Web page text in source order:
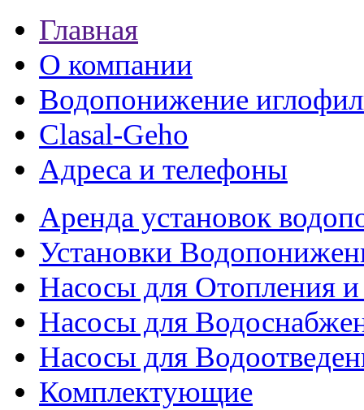
Главная
О компании
Водопонижение
Clasal-Geho
Адреса и телефоны
Аренда установок
Установки
Насосы для Отопления
Насосы для
Насосы для
Комплектующие